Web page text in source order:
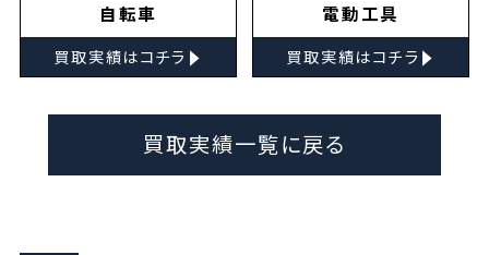
自転車
買取実績はコチラ ▸
電動工具
買取実績はコチラ ▸
買取実績一覧に戻る